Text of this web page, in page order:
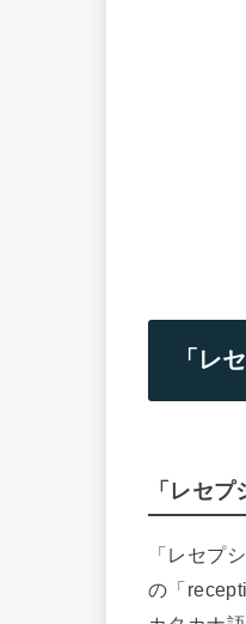
「レ
「レセ
「レセプ
の「